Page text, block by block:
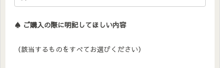
♠︎ ご購入の際に明記してほしい内容
（該当するものをすべてお選びください）